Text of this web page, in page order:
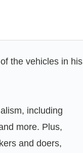
the vehicles in his
including
more. Plus,
and doers,